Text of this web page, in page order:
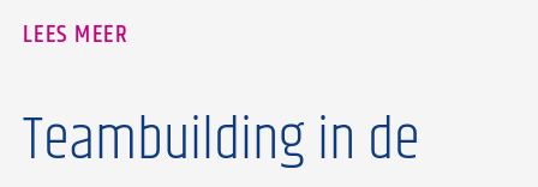
LEES MEER
Teambuilding in de